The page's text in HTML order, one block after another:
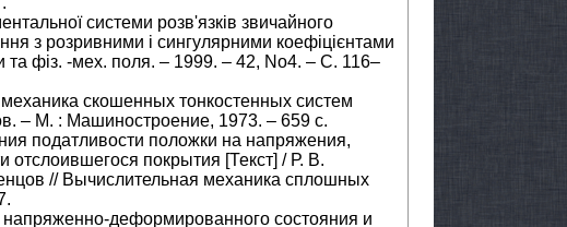
системи розв'язків звичайного
з розривними і сингулярними коефіцієнтами
фіз. -мех. поля. – 1999. – 42, No4. – С. 116–
скошенных тонкостенных систем
– М. : Машиностроение, 1973. – 659 с.
податливости положки на напряжения,
покрытия [Текст] / Р. В.
// Вычислительная механика сплошных
деформированного состояния и